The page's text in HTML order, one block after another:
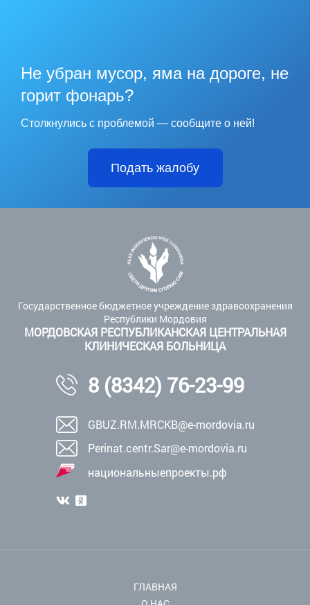
Не убран мусор, яма на дороге, не
горит фонарь?
Столкнулись с проблемой — сообщите о ней!
Подать жалобу
Государственное бюджетное учреждение здравоохранения
Республики Мордовия
МОРДОВСКАЯ РЕСПУБЛИКАНСКАЯ ЦЕНТРАЛЬНАЯ
КЛИНИЧЕСКАЯ БОЛЬНИЦА
8 (8342) 76-23-99
GBUZ.RM.MRCKB@e-mordovia.ru
Perinat.centr.Sar@e-mordovia.ru
национальныепроекты.рф
ГЛАВНАЯ